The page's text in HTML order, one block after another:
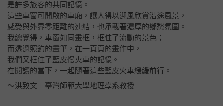
是許多旅客的共同記憶。
這些車窗可開啟的車廂，讓人得以迎風欣賞沿途風景，
感受與外界零距離的連結，也承載著濃厚的鄉愁氛圍。
我總覺得，車窗如同畫框，框住了流動的景色；
而透過照鈞的畫筆，在一頁頁的畫作中，
我們又框住了藍皮慢火車的記憶。
在閱讀的當下，一起隨著這些藍皮火車緩緩前行。
～洪致文∣臺灣師範大學地理學系教授